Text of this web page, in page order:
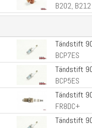
B202, B212
Tändstift
BCP7ES
Tändstift
BCP5ES
Tändstift
FR8DC+
Tändstift